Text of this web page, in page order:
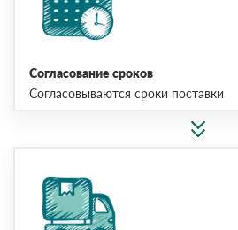
Согласование сроков
Согласовываются сроки поставки